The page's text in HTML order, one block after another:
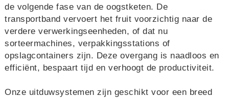
de volgende fase van de oogstketen. De
transportband vervoert het fruit voorzichtig naar de
verdere verwerkingseenheden, of dat nu
sorteermachines, verpakkingsstations of
opslagcontainers zijn. Deze overgang is naadloos en
efficiënt, bespaart tijd en verhoogt de productiviteit.
Onze uitduwsystemen zijn geschikt voor een breed